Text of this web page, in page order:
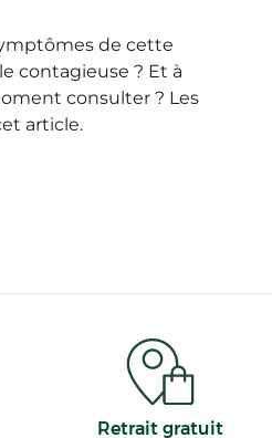
de cette
contagieuse ? Et à
consulter ? Les
article.
Retrait gratuit